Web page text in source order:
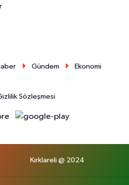
Gündem
Ekonomi
Sözleşmesi
Kırklareli @ 2024